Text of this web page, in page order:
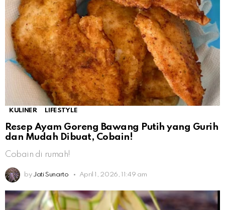
KULINER LIFESTYLE
Resep Ayam Goreng Bawang Putih yang Gurih
dan Mudah Dibuat, Cobain!
Cobain di rumah!
by Jati Sunarto April 1, 2026, 11:49 am